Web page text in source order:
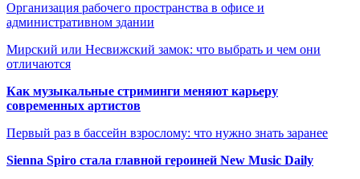
Организация рабочего пространства в офисе и
административном здании
Мирский или Несвижский замок: что выбрать и чем они
отличаются
Как музыкальные стриминги меняют карьеру
современных артистов
Первый раз в бассейн взрослому: что нужно знать заранее
Sienna Spiro стала главной героиней New Music Daily